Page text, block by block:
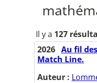
Il y a 127
2026 Au fil
Match Line.
Auteur :